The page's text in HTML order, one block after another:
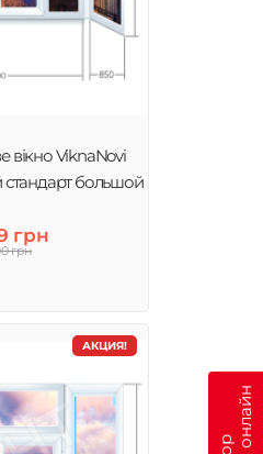
вікно ViknaNovi
большой
грн
грн
АКЦИЯ!